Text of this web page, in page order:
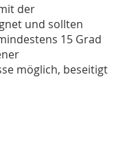
der
und sollten
15 Grad
möglich, beseitigt